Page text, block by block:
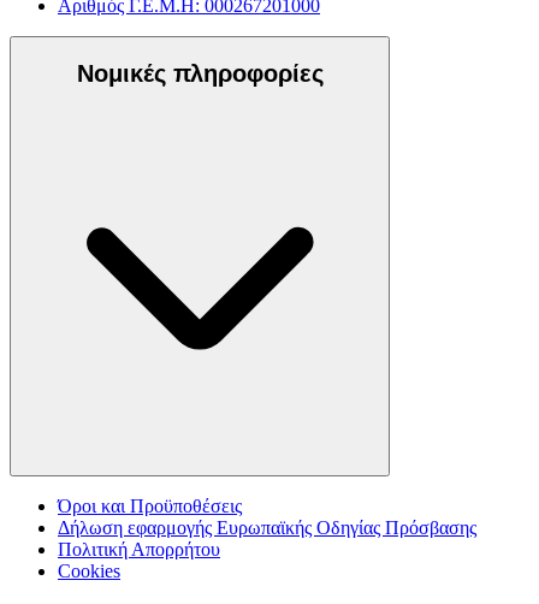
Αριθμός Γ.Ε.Μ.Η: 000267201000
Νομικές πληροφορίες
Όροι και Προϋποθέσεις
Δήλωση εφαρμογής Ευρωπαϊκής Οδηγίας Πρόσβασης
Πολιτική Απορρήτου
Cookies